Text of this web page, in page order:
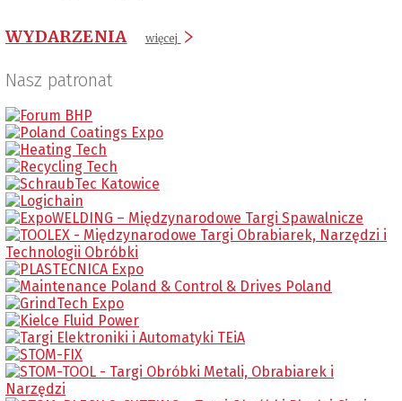
WYDARZENIA więcej
Nasz patronat